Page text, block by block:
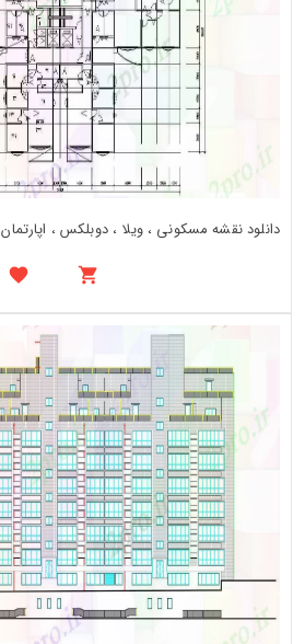
دانلود نقشه مسکونی ، ویلا ، دوبلکس ، اپارتمان 29×39 متر (کد33154)